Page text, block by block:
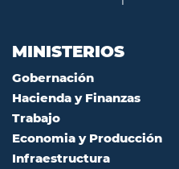
MINISTERIOS
Gobernación
Hacienda y Finanzas
Trabajo
Economia y Producción
Infraestructura